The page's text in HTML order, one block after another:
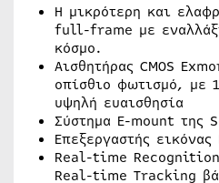
Η μικρότερη και
full-frame με
κόσμο.
Αισθητήρας CMOS
οπίσθιο φωτισμό, με
υψηλή ευαισθησία
Σύστημα E-mount της
Επεξεργαστής εικόνας
Real-time
Real-time Tracking